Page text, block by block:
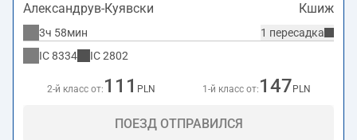
Александрув-Куявски Кшиж
1 пересадка
3ч 58мин
IC8334 IC2802
2-й класс от: 111 PLN 1-й класс от: 147 PLN
ПОЕЗД ОТПРАВИЛСЯ